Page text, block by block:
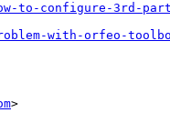
to-configure-3rd-
with-orfeo-
>